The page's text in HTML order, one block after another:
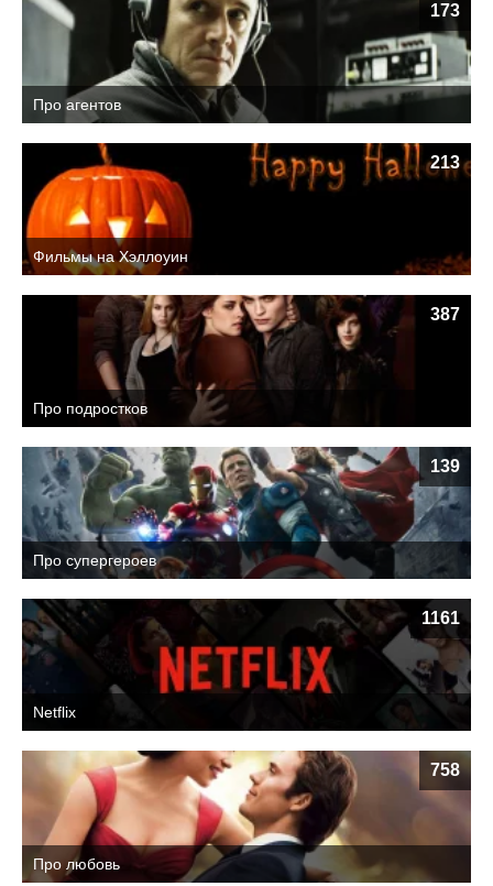
173
Про агентов
213
Фильмы на Хэллоуин
387
Про подростков
139
Про супергероев
1161
Netflix
758
Про любовь